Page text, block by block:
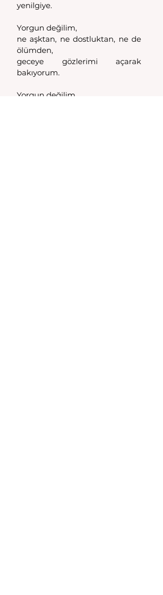
yenilgiye.
Yorgun değilim,
ne aşktan, ne dostluktan, ne de
ölümden,
geceye gözlerimi açarak
bakıyorum.
Yorgun değilim,